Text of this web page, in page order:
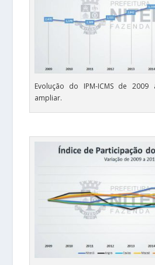
Evolução do IPM-ICMS de
ampliar.